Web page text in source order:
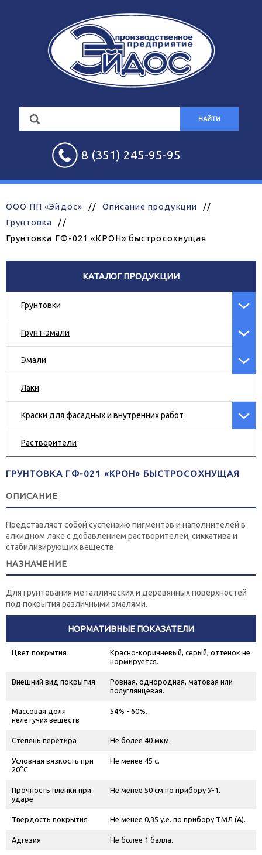
НАЙТИ
8 (351) 245-95-95
ООО ПП «Эйдос» // Описание продукции
//
Грунтовка
//
Грунтовка ГФ-021 «КРОН» быстросохнущая
КАТАЛОГ ПРОДУКЦИИ
Грунтовки
Грунт-эмали
Эмали
Лаки
Краски для фасадных и внутренних работ
Растворители
ГРУНТОВКА ГФ-021 «КРОН» БЫСТРОСОХНУЩАЯ
ОПИСАНИЕ
Представляет собой суспензию пигментов и наполнителей в
алкидном лаке с добавлением растворителей, сиккатива и
стабилизирующих веществ.
НАЗНАЧЕНИЕ
Для грунтования металлических и деревянных поверхностей
под покрытия различными эмалями.
НОРМАТИВНЫЕ ПОКАЗАТЕЛИ
Цвет покрытия
Красно-коричневый, серый, оттенок не
нормируется.
Внешний вид покрытия
Ровная, однородная, матовая или
полуглянцевая.
Массовая доля
нелетучих веществ
54% - 60%.
Степень перетира Не более 40 мкм.
Условная вязкость при
20°С
Не менее 45 с.
Прочность пленки при
ударе
Не менее 50 см по прибору У-1.
Твердость покрытия Не менее 0,35 у.е. по прибору ТМЛ (А).
Адгезия Не более 1 балла.